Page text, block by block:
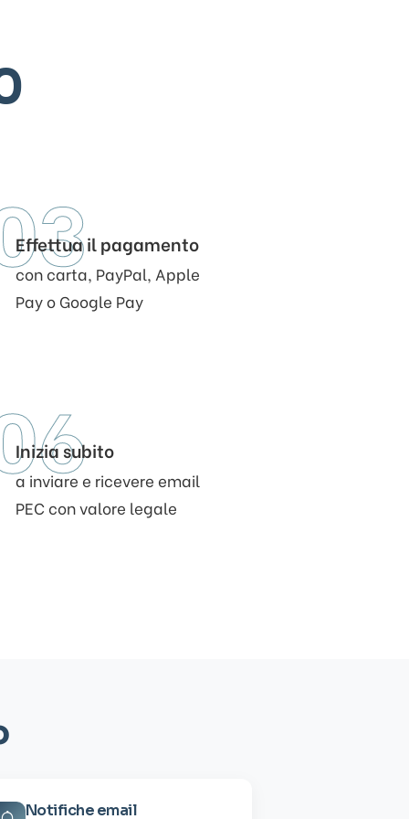
Effettua il pagamento
con carta, PayPal, Apple
Pay o Google Pay
Inizia subito
a inviare e ricevere email
PEC con valore legale
Notifiche email